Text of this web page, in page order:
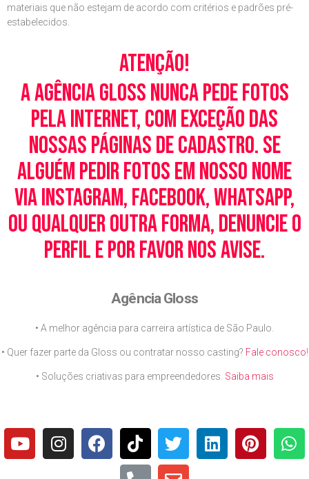
materiais que não estejam de acordo com critérios e padrões pré-
estabelecidos.
Atenção!
A Agência Gloss nunca pede fotos
pela Internet, com exceção das
nossas páginas de cadastro. Se
alguém pedir fotos em nosso nome
via Instagram, Facebook, WhatsApp,
ou qualquer outra forma, denuncie o
perfil e por favor nos avise.
Agência Gloss
• A melhor agência para carreira artística de São Paulo.
• Quer fazer parte da Gloss ou contratar nosso casting? Fale conosco!
• Soluções criativas para empreendedores. Saiba mais